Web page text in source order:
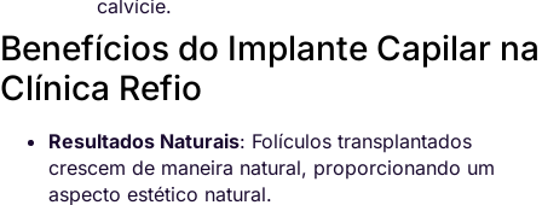
calvície.
Benefícios do Implante Capilar na
Clínica Refio
Resultados Naturais: Folículos transplantados
crescem de maneira natural, proporcionando um
aspecto estético natural.